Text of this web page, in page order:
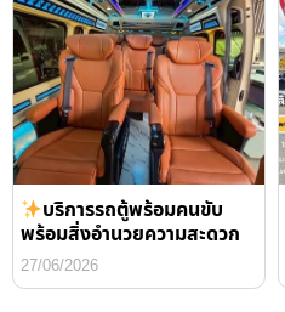
บริการรถตู้พร้อมคนขับ
พร้อมสิ่งอำนวยความสะดวก
27/06/2026